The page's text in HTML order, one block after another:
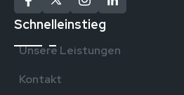
Schnelleinstieg
Unsere Leistungen
Kontakt